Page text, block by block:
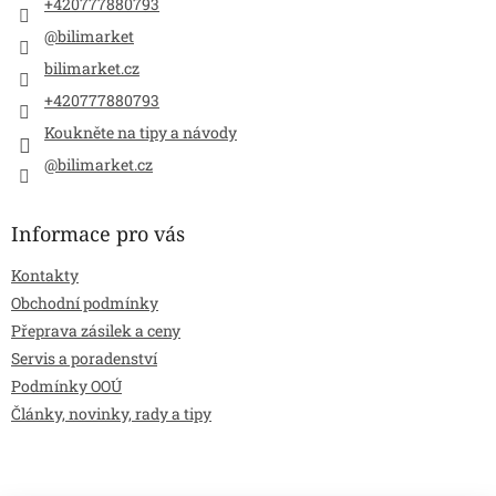
@bilimarket
bilimarket.cz
+420777880793
Koukněte na tipy a návody
@bilimarket.cz
Informace pro vás
Kontakty
Obchodní podmínky
Přeprava zásilek a ceny
Servis a poradenství
Podmínky OOÚ
Články, novinky, rady a tipy